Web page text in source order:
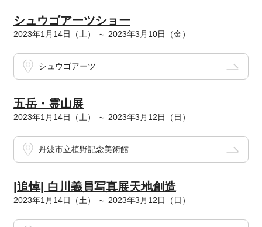
シュウゴアーツショー
2023年1月14日（土） ～ 2023年3月10日（金）
シュウゴアーツ
五岳・霊山展
2023年1月14日（土） ～ 2023年3月12日（日）
丹波市立植野記念美術館
|追悼| 白川義員写真展天地創造
2023年1月14日（土） ～ 2023年3月12日（日）